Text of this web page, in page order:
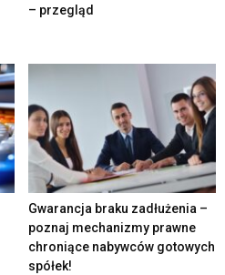
– przegląd
Gwarancja braku zadłużenia –
poznaj mechanizmy prawne
chroniące nabywców gotowych
spółek!